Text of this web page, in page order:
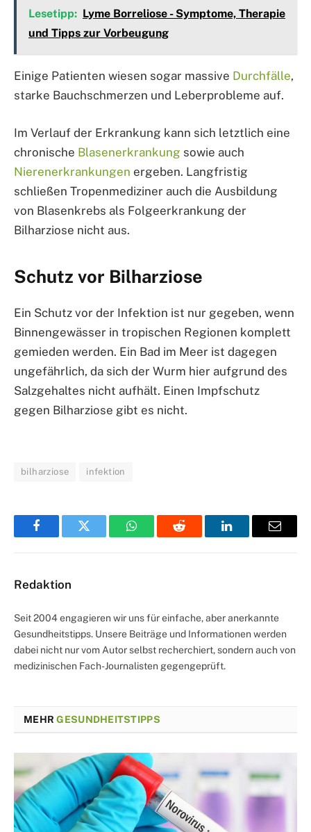
Lesetipp: Lyme Borreliose - Symptome, Therapie
und Tipps zur Vorbeugung
Einige Patienten wiesen sogar massive Durchfälle,
starke Bauchschmerzen und Leberprobleme auf.
Im Verlauf der Erkrankung kann sich letztlich eine
chronische Blasenerkrankung sowie auch
Nierenerkrankungen ergeben. Langfristig
schließen Tropenmediziner auch die Ausbildung
von Blasenkrebs als Folgeerkrankung der
Bilharziose nicht aus.
Schutz vor Bilharziose
Ein Schutz vor der Infektion ist nur gegeben, wenn
Binnengewässer in tropischen Regionen komplett
gemieden werden. Ein Bad im Meer ist dagegen
ungefährlich, da sich der Wurm hier aufgrund des
Salzgehaltes nicht aufhält. Einen Impfschutz
gegen Bilharziose gibt es nicht.
bilharziose infektion
FacebookTwitter WhatsAppReddit LinkedInEmail
Redaktion
Seit 2004 engagieren wir uns für einfache, aber anerkannte
Gesundheitstipps. Unsere Beiträge und Informationen werden
dabei nicht nur vom Autor selbst recherchiert, sondern auch von
medizinischen Fach-Journalisten gegengeprüft.
MEHRGESUNDHEITSTIPPS